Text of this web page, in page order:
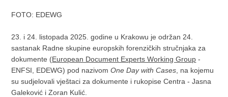
FOTO: EDEWG
23. i 24. listopada 2025. godine u Krakowu je održan 24.
sastanak Radne skupine europskih forenzičkih stručnjaka za
dokumente (European Document Experts Working Group -
ENFSI, EDEWG) pod nazivomOne Day with Cases , na kojemu
su sudjelovali vještaci za dokumente i rukopise Centra - Jasna
Galeković i Zoran Kulić.